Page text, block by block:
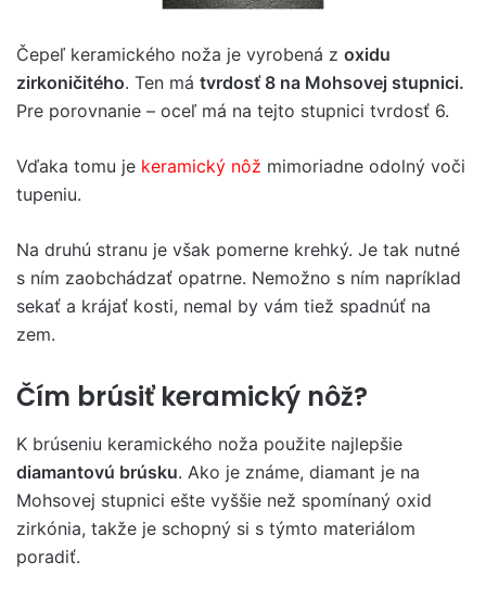
Čepeľ keramického noža je vyrobená z oxidu
zirkoničitého. Ten má tvrdosť 8 na Mohsovej stupnici.
Pre porovnanie – oceľ má na tejto stupnici tvrdosť 6.
Vďaka tomu je keramický nôž mimoriadne odolný voči
tupeniu.
Na druhú stranu je však pomerne krehký. Je tak nutné
s ním zaobchádzať opatrne. Nemožno s ním napríklad
sekať a krájať kosti, nemal by vám tiež spadnúť na
zem.
Čím brúsiť keramický nôž?
K brúseniu keramického noža použite najlepšie
diamantovú brúsku. Ako je známe, diamant je na
Mohsovej stupnici ešte vyššie než spomínaný oxid
zirkónia, takže je schopný si s týmto materiálom
poradiť.